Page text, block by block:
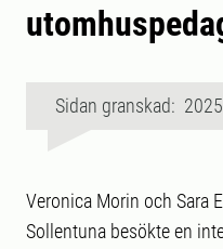
Sidan granskad:
Veronica Morin och Sara
Sollentuna besökte en